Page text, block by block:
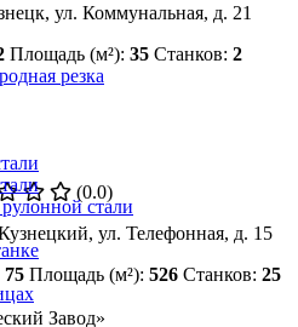
резка
стали
ул. Коммунальная, д. 21
Площадь (м²): 35 Станков: 2
(0.0)
ул. Телефонная, д. 15
75 Площадь (м²): 526 Станков: 25